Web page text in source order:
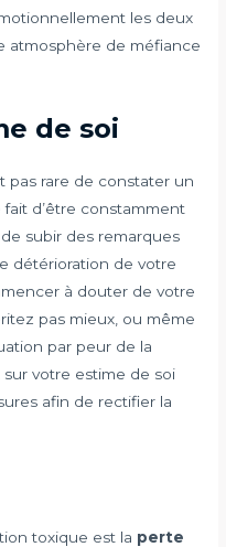
les deux
atmosphère de méfiance
de soi
pas rare de constater un
fait d’être constamment
subir des remarques
détérioration de votre
à douter de votre
pas mieux, ou même
par peur de la
votre estime de soi
afin de rectifier la
toxique est la perte